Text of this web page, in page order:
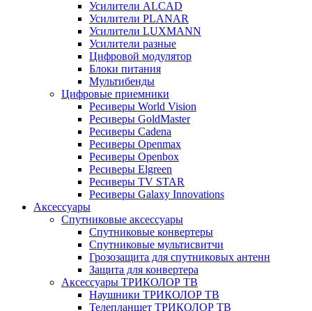
Усилители ALCAD
Усилители PLANAR
Усилители LUXMANN
Усилители разные
Цифровой модулятор
Блоки питания
Мультибенды
Цифровые приемники
Ресиверы World Vision
Ресиверы GoldMaster
Ресиверы Cadena
Ресиверы Openmax
Ресиверы Openbox
Ресиверы Elgreen
Ресиверы TV STAR
Ресиверы Galaxy Innovations
Аксессуары
Спутниковые аксессуары
Спутниковые конвертеры
Спутниковые мультисвитчи
Грозозащита для спутниковых антенн
Защита для конвертера
Аксессуары ТРИКОЛОР ТВ
Наушники ТРИКОЛОР ТВ
Телепланшет ТРИКОЛОР ТВ